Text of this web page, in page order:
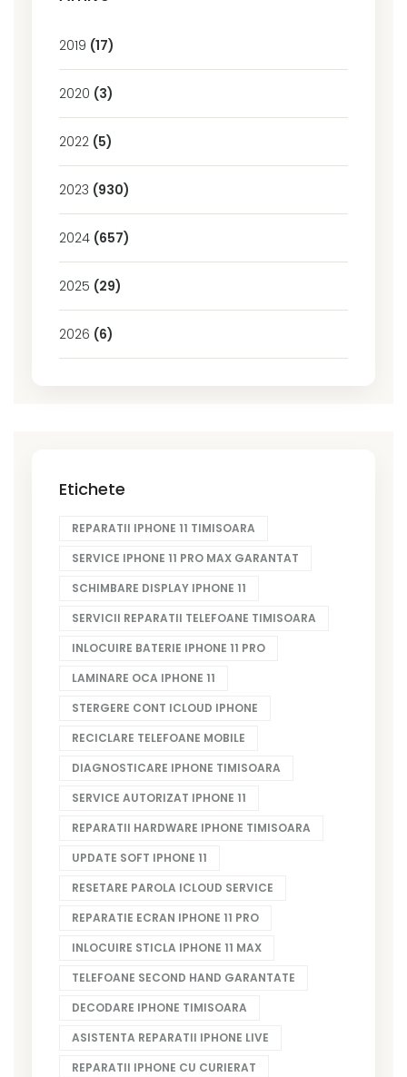
2019 (17)
2020 (3)
2022 (5)
2023 (930)
2024 (657)
2025 (29)
2026 (6)
Etichete
REPARATII IPHONE 11 TIMISOARA
SERVICE IPHONE 11 PRO MAX GARANTAT
SCHIMBARE DISPLAY IPHONE 11
SERVICII REPARATII TELEFOANE TIMISOARA
INLOCUIRE BATERIE IPHONE 11 PRO
LAMINARE OCA IPHONE 11
STERGERE CONT ICLOUD IPHONE
RECICLARE TELEFOANE MOBILE
DIAGNOSTICARE IPHONE TIMISOARA
SERVICE AUTORIZAT IPHONE 11
REPARATII HARDWARE IPHONE TIMISOARA
UPDATE SOFT IPHONE 11
RESETARE PAROLA ICLOUD SERVICE
REPARATIE ECRAN IPHONE 11 PRO
INLOCUIRE STICLA IPHONE 11 MAX
TELEFOANE SECOND HAND GARANTATE
DECODARE IPHONE TIMISOARA
ASISTENTA REPARATII IPHONE LIVE
REPARATII IPHONE CU CURIERAT